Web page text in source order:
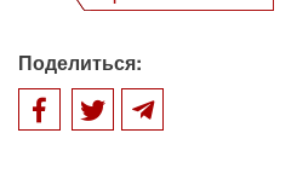
Поделиться: